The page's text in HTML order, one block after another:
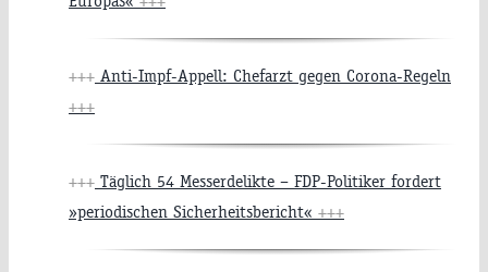
+++ Anti-Impf-Appell: Chefarzt gegen Corona-Regeln
+++
+++ Täglich 54 Messerdelikte – FDP-Politiker fordert
»periodischen Sicherheitsbericht« +++